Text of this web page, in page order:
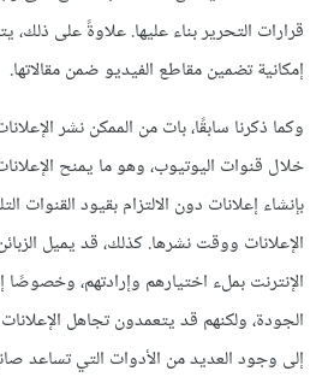
قرارات التحرير بناء عليها. علاوةً على ذلك،
إمكانية تضمين مقاطع الفيديو ضمن مقالاتها.
وكما ذكرنا سابقًا، بات من الممكن نشر
خلال قنوات اليوتيوب، وهو ما يمنح
بإنشاء إعلانات دون الالتزام بقيود القنوات
الإعلانات ووقت نشرها. كذلك، قد يميل
الإنترنت بملء اختيارهم وإرادتهم، وخصوصًا
الجودة، ولكنهم قد يتعمدون تجاهل
إلى وجود العديد من الأدوات التي تساعد